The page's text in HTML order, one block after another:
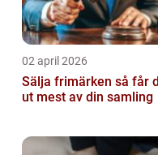
02 april 2026
Sälja frimärken så får du
ut mest av din samling